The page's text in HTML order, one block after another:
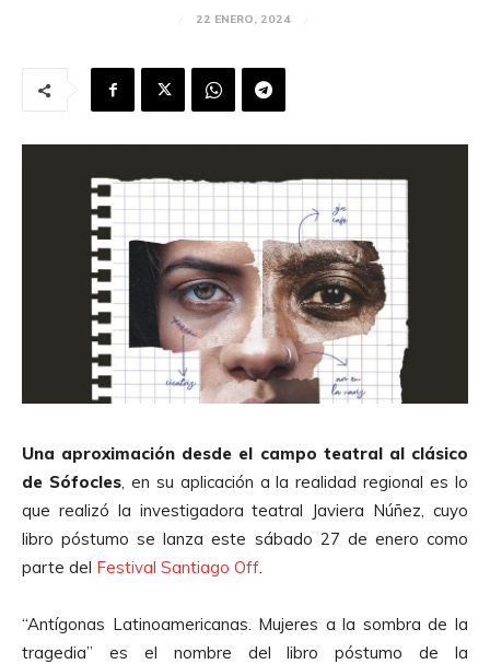
22 ENERO, 2024
Una aproximación desde el campo teatral al clásico
de Sófocles, en su aplicación a la realidad regional es lo
que realizó la investigadora teatral Javiera Núñez, cuyo
libro póstumo se lanza este sábado 27 de enero como
parte del Festival Santiago Off
“Antígonas Latinoamericanas. Mujeres a la sombra de la
tragedia” es el nombre del libro póstumo de la